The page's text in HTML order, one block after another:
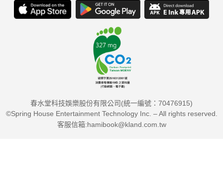
春水堂科技娛樂股份有限公司(統一編號：70476915)
©Spring House Entertainment Technology Inc. – All rights reserved.
客服信箱:hamibook@kland.com.tw